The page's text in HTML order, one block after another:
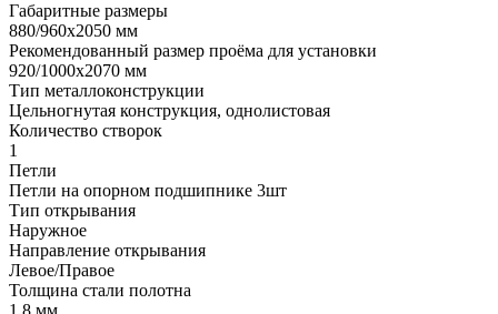
Габаритные размеры
880/960х2050 мм
Рекомендованный размер проёма для установки
920/1000х2070 мм
Тип металлоконструкции
Цельногнутая конструкция, однолистовая
Количество створок
1
Петли
Петли на опорном подшипнике 3шт
Тип открывания
Наружное
Направление открывания
Левое/Правое
Толщина стали полотна